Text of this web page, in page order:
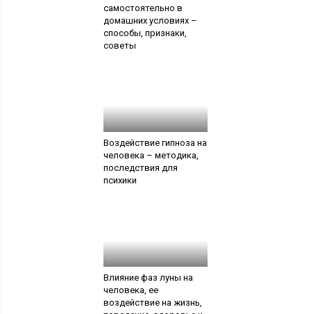
самостоятельно в
домашних условиях –
способы, признаки,
советы
Воздействие гипноза на
человека – методика,
последствия для
психики
Влияние фаз луны на
человека, ее
воздействие на жизнь,